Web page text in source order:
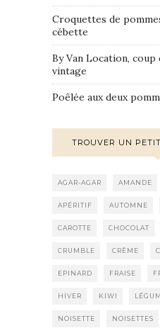
Croquettes de
cébette
By Van Location,
vintage
Poêlée aux deux
TROUVER UN
AGAR-AGAR AMANDE
APÉRITIF AUTOMNE
CAROTTE CHOCOLAT
CRUMBLE CRÈME
EPINARD FRAISE
HIVER KIWI
NOISETTE NOISETTES